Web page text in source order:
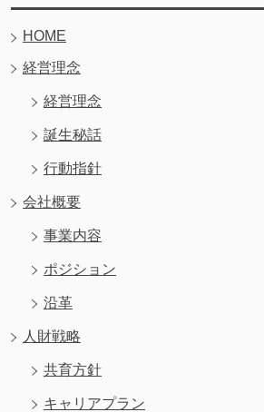
HOME
経営理念
経営理念
誕生秘話
行動指針
会社概要
事業内容
ポジション
沿革
人財戦略
共育方針
キャリアプラン